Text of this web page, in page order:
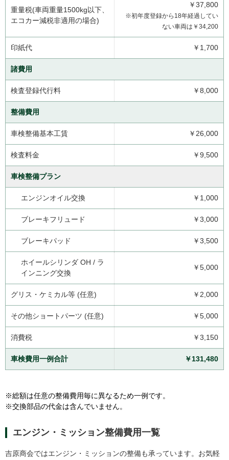
重量税(車両重量1500kg以下、
エコカー減税非適用の場合)
￥37,800
※初年度登録から18年経過してい
ない車両は￥34,200
印紙代 ￥1,700
諸費用
検査登録代行料 ￥8,000
整備費用
車検整備基本工賃 ￥26,000
検査料金 ￥9,500
車検整備プラン
エンジンオイル交換 ￥1,000
ブレーキフリュード ￥3,000
ブレーキパッド ￥3,500
ホイールシリンダ OH / ラ
インニング交換
￥5,000
グリス・ケミカル等 (任意) ￥2,000
その他ショートパーツ (任意) ￥5,000
消費税 ￥3,150
車検費用一例合計 ￥131,480
※総額は任意の整備費用毎に異なるため一例です。
※交換部品の代金は含んでいません。
エンジン・ミッション整備費用一覧
吉原商会ではエンジン・ミッションの整備も承っています。お気軽